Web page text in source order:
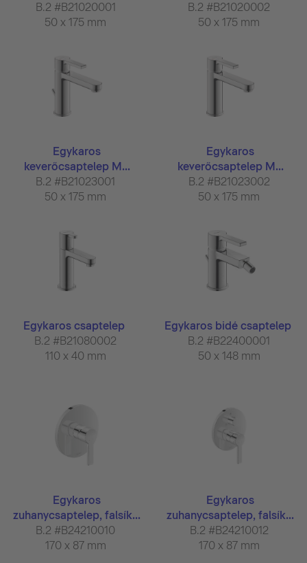
B.2 #B21020001
50 x 175 mm
B.2 #B21020002
50 x 175 mm
Egykaros
keverőcsaptelep M...
B.2 #B21023001
50 x 175 mm
Egykaros
keverőcsaptelep M...
B.2 #B21023002
50 x 175 mm
Egykaros csaptelep
B.2 #B21080002
110 x 40 mm
Egykaros bidé csaptelep
B.2 #B22400001
50 x 148 mm
Egykaros
zuhanycsaptelep, falsík...
B.2 #B24210010
170 x 87 mm
Egykaros
zuhanycsaptelep, falsík...
B.2 #B24210012
170 x 87 mm